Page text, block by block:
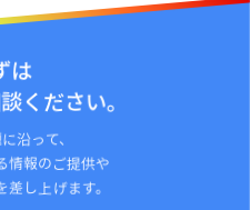
は
ください。
沿って、
情報のご提供や
し上げます。